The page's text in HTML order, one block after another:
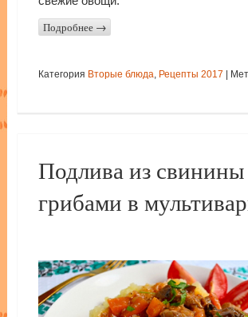
Подробнее →
Категория Вторые блюда Рецепты 2017
Подлива из свинины
грибами в